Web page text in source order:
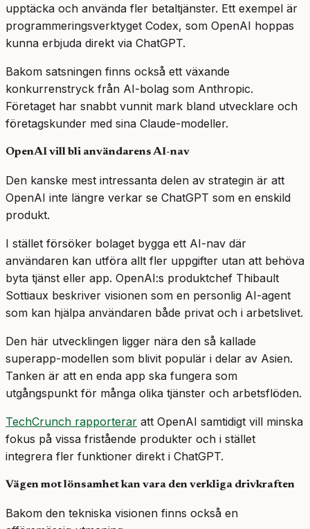
upptäcka och använda fler betaltjänster. Ett exempel är
programmeringsverktyget Codex, som OpenAI hoppas
kunna erbjuda direkt via ChatGPT.
Bakom satsningen finns också ett växande
konkurrenstryck från AI-bolag som Anthropic.
Företaget har snabbt vunnit mark bland utvecklare och
företagskunder med sina Claude-modeller.
OpenAI vill bli användarens AI-nav
Den kanske mest intressanta delen av strategin är att
OpenAI inte längre verkar se ChatGPT som en enskild
produkt.
I stället försöker bolaget bygga ett AI-nav där
användaren kan utföra allt fler uppgifter utan att behöva
byta tjänst eller app. OpenAI:s produktchef Thibault
Sottiaux beskriver visionen som en personlig AI-agent
som kan hjälpa användaren både privat och i arbetslivet.
Den här utvecklingen ligger nära den så kallade
superapp-modellen som blivit populär i delar av Asien.
Tanken är att en enda app ska fungera som
utgångspunkt för många olika tjänster och arbetsflöden.
TechCrunch rapporterar att OpenAI samtidigt vill minska
fokus på vissa fristående produkter och i stället
integrera fler funktioner direkt i ChatGPT.
Vägen mot lönsamhet kan vara den verkliga drivkraften
Bakom den tekniska visionen finns också en